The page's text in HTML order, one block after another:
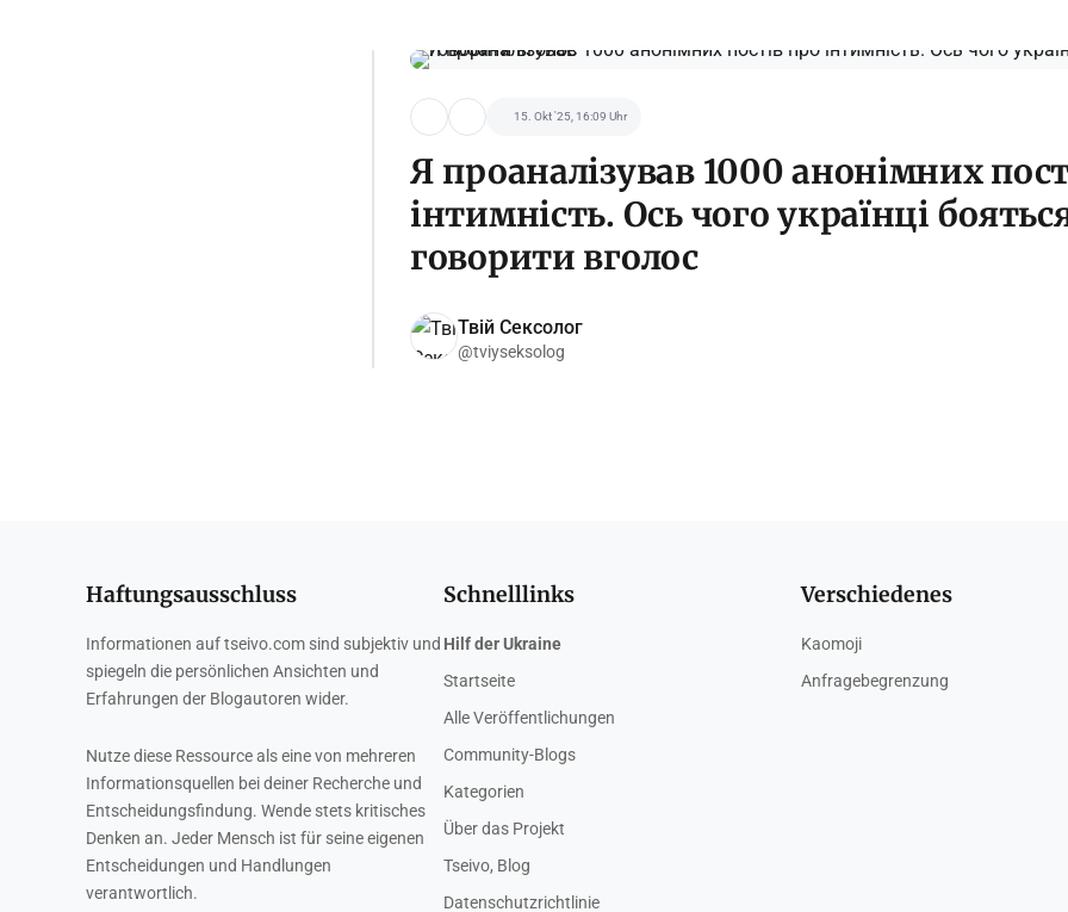
15. Okt '25, 16:09 Uhr
Я проаналізував 1000 анонімних
інтимність. Ось чого українці
говорити вголос
Твій Сексолог
@tviyseksolog
Haftungsausschluss
Informationen auf tseivo.com sind subjektiv und
spiegeln die persönlichen Ansichten und
Erfahrungen der Blogautoren wider.
Nutze diese Ressource als eine von mehreren
Informationsquellen bei deiner Recherche und
Entscheidungsfindung. Wende stets kritisches
Denken an. Jeder Mensch ist für seine eigenen
Entscheidungen und Handlungen
verantwortlich.
Schnelllinks
Hilf der Ukraine
Startseite
Alle Veröffentlichungen
Community-Blogs
Kategorien
Über das Projekt
Tseivo, Blog
Datenschutzrichtlinie
Verschiedenes
Kaomoji
Anfragebegrenzung